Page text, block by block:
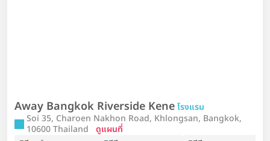
Away Bangkok Riverside Keneโรงแรม
Soi 35, Charoen Nakhon Road, Khlongsan, Bangkok,
10600 Thailand ดูแผนที่